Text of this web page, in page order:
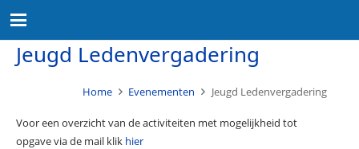
Jeugd Ledenvergadering
Home Evenementen Jeugd Ledenvergadering
Voor een overzicht van de activiteiten met mogelijkheid tot
opgave via de mail klik hier